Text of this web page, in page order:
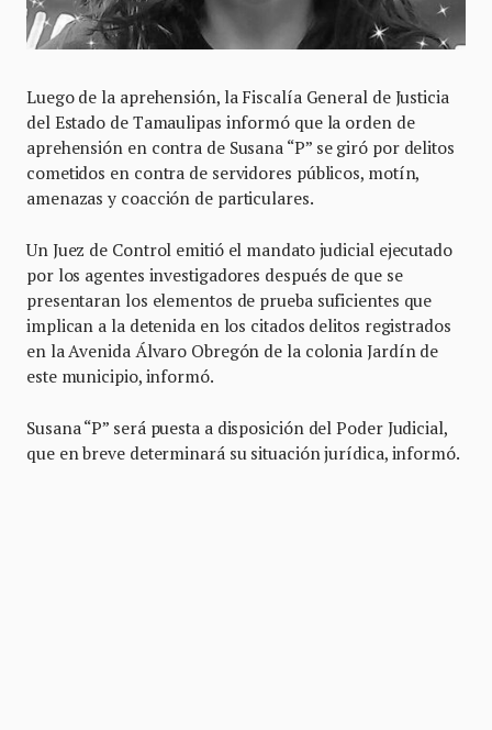
Luego de la aprehensión, la Fiscalía General de Justicia
del Estado de Tamaulipas informó que la orden de
aprehensión en contra de Susana “P” se giró por delitos
cometidos en contra de servidores públicos, motín,
amenazas y coacción de particulares.
Un Juez de Control emitió el mandato judicial ejecutado
por los agentes investigadores después de que se
presentaran los elementos de prueba suficientes que
implican a la detenida en los citados delitos registrados
en la Avenida Álvaro Obregón de la colonia Jardín de
este municipio, informó.
Susana “P” será puesta a disposición del Poder Judicial,
que en breve determinará su situación jurídica, informó.